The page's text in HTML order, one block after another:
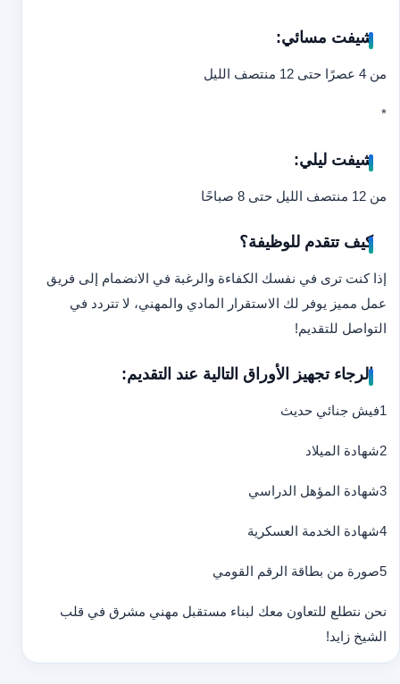
شيفت مسائي:
من 4 عصرًا حتى 12 منتصف الليل
*
شيفت ليلي:
من 12 منتصف الليل حتى 8 صباحًا
كيف تتقدم للوظيفة؟
إذا كنت ترى في نفسك الكفاءة والرغبة في الانضمام إلى فريق
عمل مميز يوفر لك الاستقرار المادي والمهني، لا تتردد في
التواصل للتقديم!
الرجاء تجهيز الأوراق التالية عند التقديم:
1فيش جنائي حديث
2شهادة الميلاد
3شهادة المؤهل الدراسي
4شهادة الخدمة العسكرية
5صورة من بطاقة الرقم القومي
نحن نتطلع للتعاون معك لبناء مستقبل مهني مشرق في قلب
الشيخ زايد!